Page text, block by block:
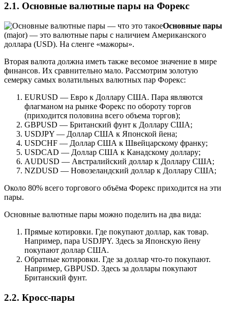
2.1. Основные валютные пары на Форекс
Основные пары
(major) — это валютные пары с наличием Американского
доллара (USD). На сленге «мажоры».
Вторая валюта должна иметь также весомое значение в мире
финансов. Их сравнительно мало. Рассмотрим золотую
семерку самых волатильных валютных пар Форекс:
EURUSD — Евро к Доллару США. Пара являются
флагманом на рынке Форекс по обороту торгов
(приходится половина всего объема торгов);
GBPUSD — Британский фунт к Доллару США;
USDJPY — Доллар США к Японской йена;
USDCHF — Доллар США к Швейцарскому франку;
USDCAD — Доллар США к Канадскому доллару;
AUDUSD — Австралийский доллар к Доллару США;
NZDUSD — Новозеландский доллар к Доллару США;
Около 80% всего торгового объёма Форекс приходится на эти
пары.
Основные валютные пары можно поделить на два вида:
Прямые котировки. Где покупают доллар, как товар.
Например, пара USDJPY. Здесь за Японскую йену
покупают доллар США.
Обратные котировки. Где за доллар что-то покупают.
Например, GBPUSD. Здесь за доллары покупают
Британский фунт.
2.2. Кросс-пары